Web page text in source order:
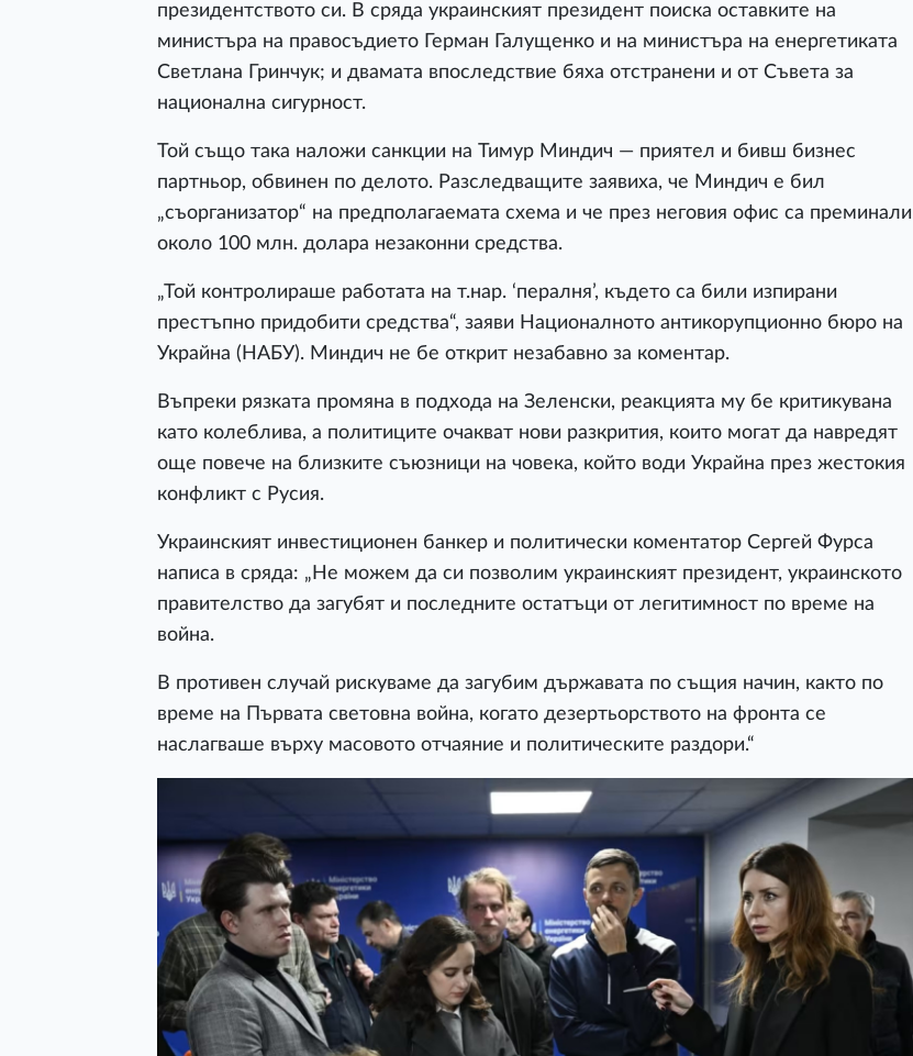
президентството си. В сряда украинският президент поиска оставките на
министъра на правосъдието Герман Галущенко и на министъра на енергетиката
Светлана Гринчук; и двамата впоследствие бяха отстранени и от Съвета за
национална сигурност.
Той също така наложи санкции на Тимур Миндич — приятел и бивш бизнес
партньор, обвинен по делото. Разследващите заявиха, че Миндич е бил
„съорганизатор“ на предполагаемата схема и че през неговия офис са преминали
около 100 млн. долара незаконни средства.
„Той контролираше работата на т.нар. ‘пералня’, където са били изпирани
престъпно придобити средства“, заяви Националното антикорупционно бюро на
Украйна (НАБУ). Миндич не бе открит незабавно за коментар.
Въпреки рязката промяна в подхода на Зеленски, реакцията му бе критикувана
като колеблива, а политиците очакват нови разкрития, които могат да навредят
още повече на близките съюзници на човека, който води Украйна през жестокия
конфликт с Русия.
Украинският инвестиционен банкер и политически коментатор Сергей Фурса
написа в сряда: „Не можем да си позволим украинският президент, украинското
правителство да загубят и последните остатъци от легитимност по време на
война.
В противен случай рискуваме да загубим държавата по същия начин, както по
време на Първата световна война, когато дезертьорството на фронта се
наслагваше върху масовото отчаяние и политическите раздори.“